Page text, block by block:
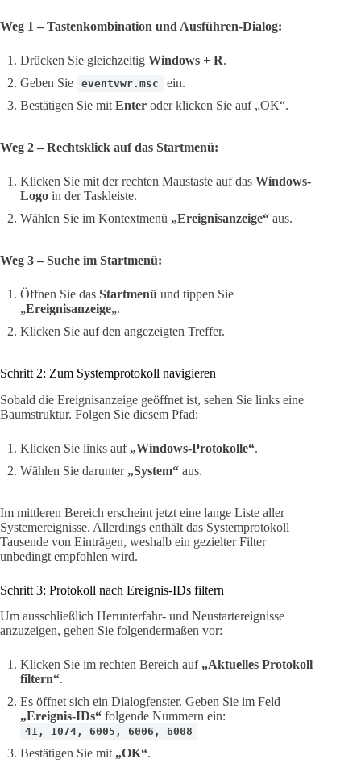
Weg 1 – Tastenkombination und Ausführen-Dialog:
Drücken Sie gleichzeitig Windows + R.
Geben Sie
eventvwr.msc
ein.
Bestätigen Sie mit Enter oder klicken Sie auf „OK“.
Weg 2 – Rechtsklick auf das Startmenü:
Klicken Sie mit der rechten Maustaste auf das Windows-
Logo in der Taskleiste.
Wählen Sie im Kontextmenü „Ereignisanzeige“ aus.
Weg 3 – Suche im Startmenü:
Öffnen Sie das Startmenü und tippen Sie
„Ereignisanzeige„.
Klicken Sie auf den angezeigten Treffer.
Schritt 2: Zum Systemprotokoll navigieren
Sobald die Ereignisanzeige geöffnet ist, sehen Sie links eine
Baumstruktur. Folgen Sie diesem Pfad:
Klicken Sie links auf „Windows-Protokolle“.
Wählen Sie darunter „System“ aus.
Im mittleren Bereich erscheint jetzt eine lange Liste aller
Systemereignisse. Allerdings enthält das Systemprotokoll
Tausende von Einträgen, weshalb ein gezielter Filter
unbedingt empfohlen wird.
Schritt 3: Protokoll nach Ereignis-IDs filtern
Um ausschließlich Herunterfahr- und Neustartereignisse
anzuzeigen, gehen Sie folgendermaßen vor:
Klicken Sie im rechten Bereich auf „Aktuelles Protokoll
filtern“.
Es öffnet sich ein Dialogfenster. Geben Sie im Feld
„Ereignis-IDs“ folgende Nummern ein:
41, 1074, 6005, 6006, 6008
Bestätigen Sie mit „OK“.